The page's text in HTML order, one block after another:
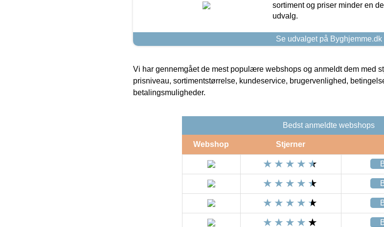
sortiment og priser minder en
udvalg.
Se udvalget på Byghjemme.dk
Vi har gennemgået de mest populære webshops og anmeldt dem med
prisniveau, sortimentstørrelse, kundeservice, brugervenlighed,
betalingsmuligheder.
Bedst anmeldte webshops
Webshop Stjerner